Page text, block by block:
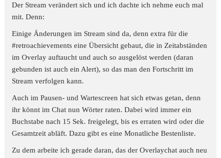
Der Stream verändert sich und ich dachte ich nehme euch mal
mit. Denn:
Einige Änderungen im Stream sind da, denn extra für die
#retroachievements eine Übersicht gebaut, die in Zeitabständen
im Overlay auftaucht und auch so ausgelöst werden (daran
gebunden ist auch ein Alert), so das man den Fortschritt im
Stream verfolgen kann.
Auch im Pausen- und Wartescreen hat sich etwas getan, denn
ihr könnt im Chat nun Wörter raten. Dabei wird immer ein
Buchstabe nach 15 Sek. freigelegt, bis es erraten wird oder die
Gesamtzeit abläft. Dazu gibt es eine Monatliche Bestenliste.
Zu dem arbeite ich gerade daran, das der Overlaychat auch neu